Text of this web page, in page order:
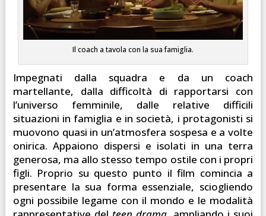
Il coach a tavola con la sua famiglia.
Impegnati dalla squadra e da un coach
martellante, dalla difficoltà di rapportarsi con
l’universo femminile, dalle relative difficili
situazioni in famiglia e in società, i protagonisti si
muovono quasi in un’atmosfera sospesa e a volte
onirica. Appaiono dispersi e isolati in una terra
generosa, ma allo stesso tempo ostile con i propri
figli. Proprio su questo punto il film comincia a
presentare la sua forma essenziale, sciogliendo
ogni possibile legame con il mondo e le modalità